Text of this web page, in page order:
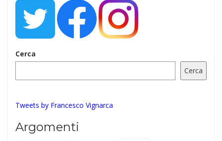
Cerca
Cerca
Tweets by Francesco Vignarca
Argomenti